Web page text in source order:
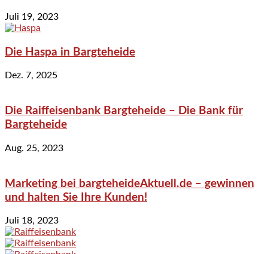
Juli 19, 2023
Die Haspa in Bargteheide
Dez. 7, 2025
Die Raiffeisenbank Bargteheide – Die Bank für
Bargteheide
Aug. 25, 2023
Marketing bei bargteheideAktuell.de – gewinnen
und halten Sie Ihre Kunden!
Juli 18, 2023